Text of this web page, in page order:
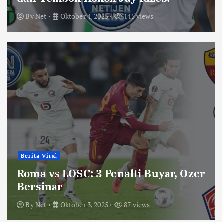
ByNet Oktober 4, 2025 145 views
Berita Viral
Roma vs LOSC: 3 Penalti Buyar, Ozer
Bersinar
ByNet Oktober 3, 2025 87 views